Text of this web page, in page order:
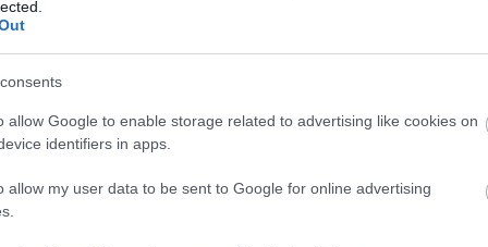
allow Google to enable storage related to advertising like cookies on
identifiers in apps.
allow my user data to be sent to Google for online advertising
11 ideal de la jornada 26
marzo 2025 PorJesus Gallo|
Oroz lidera el 11 ideal Comunio de la jornada 26 tras sus
Leer más »